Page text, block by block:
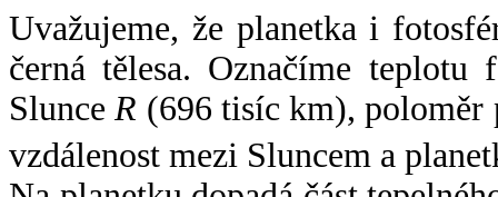
Uvažujeme, že planetka i
černá tělesa. Označíme
SlunceR (696 tisíc km),
vzdálenost mezi Sluncem a